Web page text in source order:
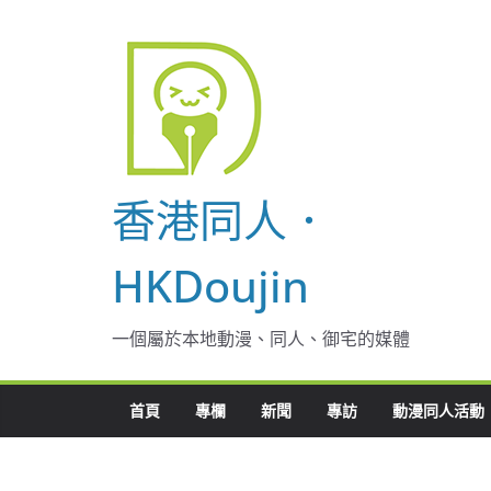
香港同人．
HKDoujin
一個屬於本地動漫、同人、御宅的媒體
首頁 專欄 新聞 專訪 動漫同人活動